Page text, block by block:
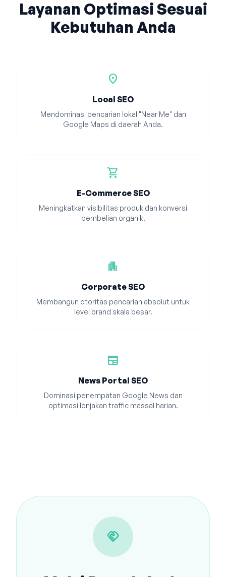
Layanan Optimasi Sesuai
Kebutuhan Anda
location_on
Local SEO
Mendominasi pencarian lokal "Near Me" dan
Google Maps di daerah Anda.
shopping_cart
E-Commerce SEO
Meningkatkan visibilitas produk dan konversi
pembelian organik.
apartment
Corporate SEO
Membangun otoritas pencarian absolut untuk
level brand skala besar.
newspaper
News Portal SEO
Dominasi penempatan Google News dan
optimasi lonjakan traffic massal harian.
handshake